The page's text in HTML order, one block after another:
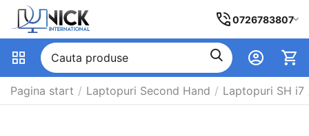
0726783807
Pagina start / Laptopuri Second Hand / Laptopuri SH i7